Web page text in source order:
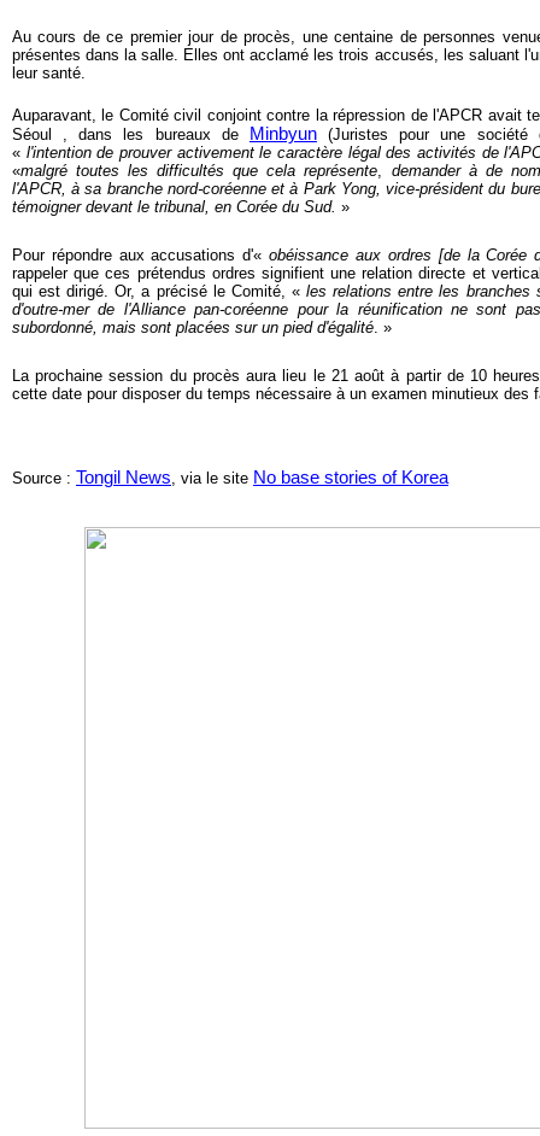
Au cours de ce premier jour de procès, une centaine de personnes
présentes dans la salle. Elles ont acclamé les trois accusés, les saluant
leur santé.
Auparavant, le Comité civil conjoint contre la répression de l'APCR avait
Séoul , dans les bureaux de
Minbyun(Juristes pour une société
« l'intention de prouver activement le caractère légal des activités de
«malgré toutes les difficultés que cela représente, demander à de
l'APCR, à sa branche nord-coréenne et à Park Yong, vice-président du
témoigner devant le tribunal, en Corée du Sud. »
Pour répondre aux accusations d'«obéissance aux ordres [de la Corée
rappeler que ces prétendus ordres signifient une relation directe et
qui est dirigé. Or, a précisé le Comité, « les relations entre les branches
d'outre-mer de l'Alliance pan-coréenne pour la réunification ne sont
subordonné, mais sont placées sur un pied d'égalité. »
La prochaine session du procès aura lieu le 21 août à partir de 10
cette date pour disposer du temps nécessaire à un examen minutieux des
Source : Tongil News, via le site No base stories of Korea